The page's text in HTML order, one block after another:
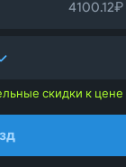
4100.12₽
скидки к цене